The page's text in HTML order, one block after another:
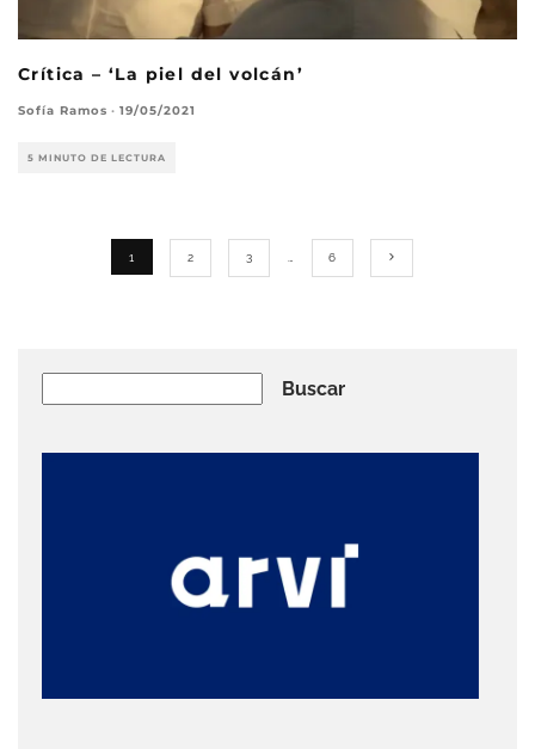
Crítica – ‘La piel del volcán’
Sofía Ramos · 19/05/2021
5 MINUTO DE LECTURA
1 2 3 6
Buscar